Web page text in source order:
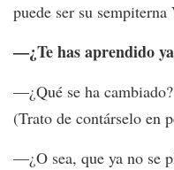
puede ser su
—¿Te has aprendido
—¿Qué se ha
(Trato de contárselo en
—¿O sea, que ya no se